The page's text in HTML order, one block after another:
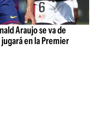
Araujo se va de
en la Premier